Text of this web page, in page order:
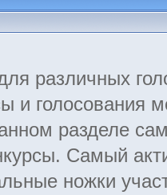
различных
и голосования
разделе
Самый
ножки